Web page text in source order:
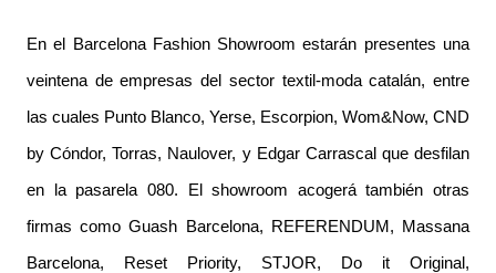
En el Barcelona Fashion Showroom estarán presentes una
veintena de empresas del sector textil-moda catalán, entre
las cuales Punto Blanco, Yerse, Escorpion, Wom&Now, CND
by Cóndor, Torras, Naulover, yEdgar Carrascal que desfilan
en la pasarela 080. El showroom acogerá también otras
firmas como Guash Barcelona, REFERENDUM, Massana
Barcelona, Reset Priority, STJOR, Do it Original,